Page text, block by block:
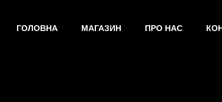
ГОЛОВНА МАГАЗИН ПРО НАС